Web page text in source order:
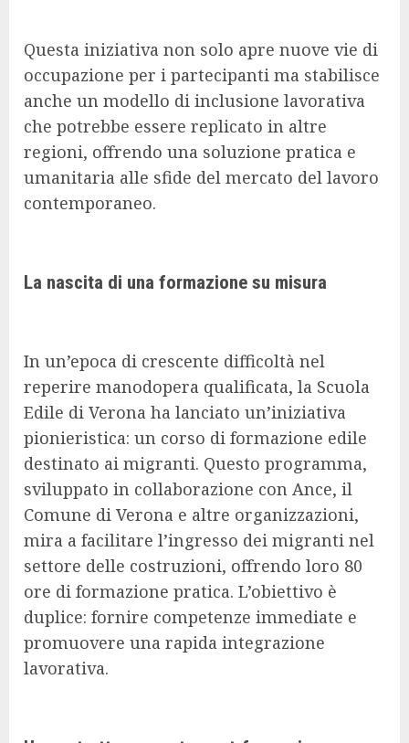
Questa iniziativa non solo apre nuove vie di
occupazione per i partecipanti ma stabilisce
anche un modello di inclusione lavorativa
che potrebbe essere replicato in altre
regioni, offrendo una soluzione pratica e
umanitaria alle sfide del mercato del lavoro
contemporaneo.
La nascita di una formazione su misura
In un’epoca di crescente difficoltà nel
reperire manodopera qualificata, la Scuola
Edile di Verona ha lanciato un’iniziativa
pionieristica: un corso di formazione edile
destinato ai migranti. Questo programma,
sviluppato in collaborazione con Ance, il
Comune di Verona e altre organizzazioni,
mira a facilitare l’ingresso dei migranti nel
settore delle costruzioni, offrendo loro 80
ore di formazione pratica. L’obiettivo è
duplice: fornire competenze immediate e
promuovere una rapida integrazione
lavorativa.